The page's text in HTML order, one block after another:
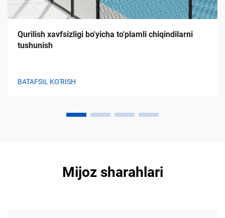
Qurilish xavfsizligi bo'yicha to'plamli chiqindilarni
tushunish
BATAFSIL KO'RISH
Mijoz sharahlari